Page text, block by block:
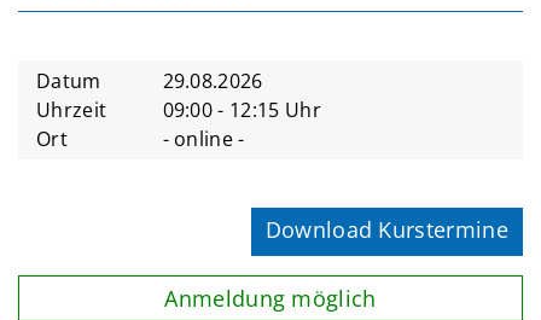
Datum
29.08.2026
Uhrzeit
09:00 - 12:15 Uhr
Ort
- online -
Download Kurstermine
Anmeldung möglich